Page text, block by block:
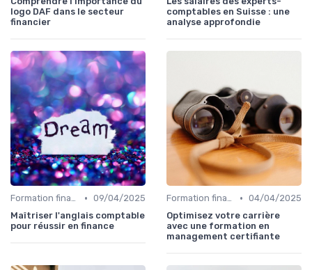
logo DAF dans le secteur
financier
comptables en Suisse : une
analyse approfondie
Formation finance & upskilling • 09/04/2025
Maîtriser l'anglais comptable
pour réussir en finance
Formation finance & upskilling • 04/04/2025
Optimisez votre carrière
avec une formation en
management certifiante